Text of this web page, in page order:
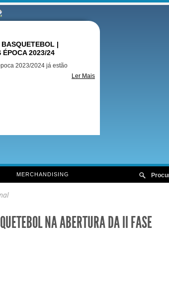
BASQUETEBOL |
ÉPOCA 2023/24
2023/2024 já estão
Ler Mais
MERCHANDISING
NA ABERTURA DA II FASE